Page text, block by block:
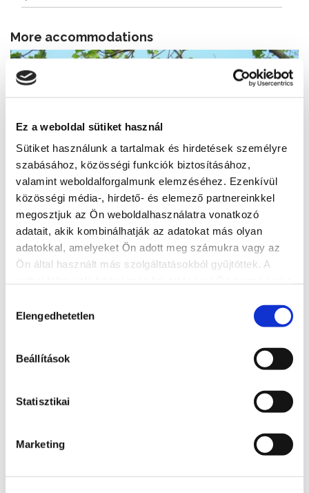
Ez a weboldal sütiket használ
Sütiket használunk a tartalmak és hirdetések személyre
szabásához, közösségi funkciók biztosításához,
valamint weboldalforgalmunk elemzéséhez. Ezenkívül
közösségi média-, hirdető- és elemező partnereinkkel
megosztjuk az Ön weboldalhasználatra vonatkozó
adatait, akik kombinálhatják az adatokat más olyan
adatokkal, amelyeket Ön adott meg számukra vagy az
Ön által használt más szolgáltatásokból gyűjtöttek. A
kiválasztása
Elengedhetetlen
Beállítások
Statisztikai
Marketing
More accommodations
Kálmán Imre Pension